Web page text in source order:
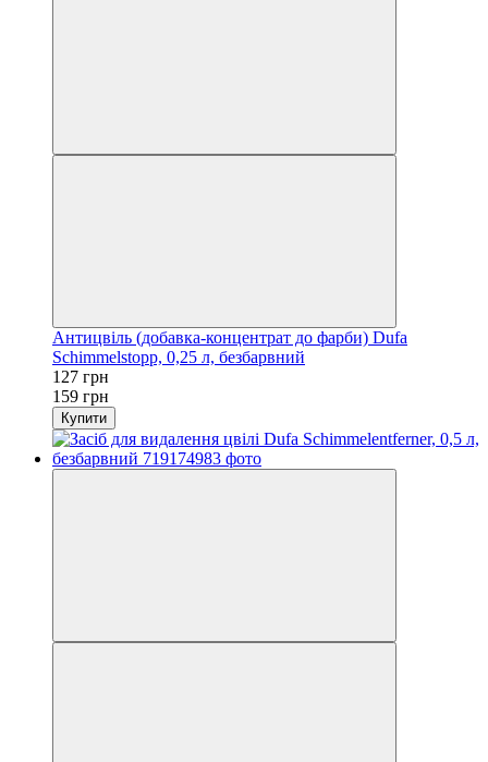
Антицвіль (добавка-концентрат до фарби) Dufa
Schimmelstopp, 0,25 л, безбарвний
127 грн
159 грн
Купити